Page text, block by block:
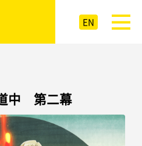
EN
中 第二幕